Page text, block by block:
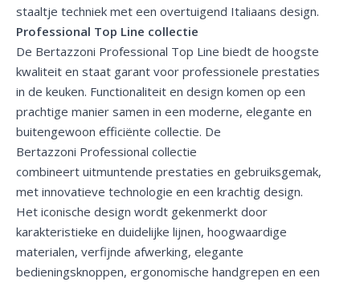
staaltje techniek met een overtuigend Italiaans design.
Professional Top Line collectie
De Bertazzoni Professional Top Line biedt de hoogste
kwaliteit en staat garant voor professionele prestaties
in de keuken. Functionaliteit en design komen op een
prachtige manier samen in een moderne, elegante en
buitengewoon efficiënte collectie. De
Bertazzoni Professional collectie
combineert uitmuntende prestaties en gebruiksgemak,
met innovatieve technologie en een krachtig design.
Het iconische design wordt gekenmerkt door
karakteristieke en duidelijke lijnen, hoogwaardige
materialen, verfijnde afwerking, elegante
bedieningsknoppen, ergonomische handgrepen en een